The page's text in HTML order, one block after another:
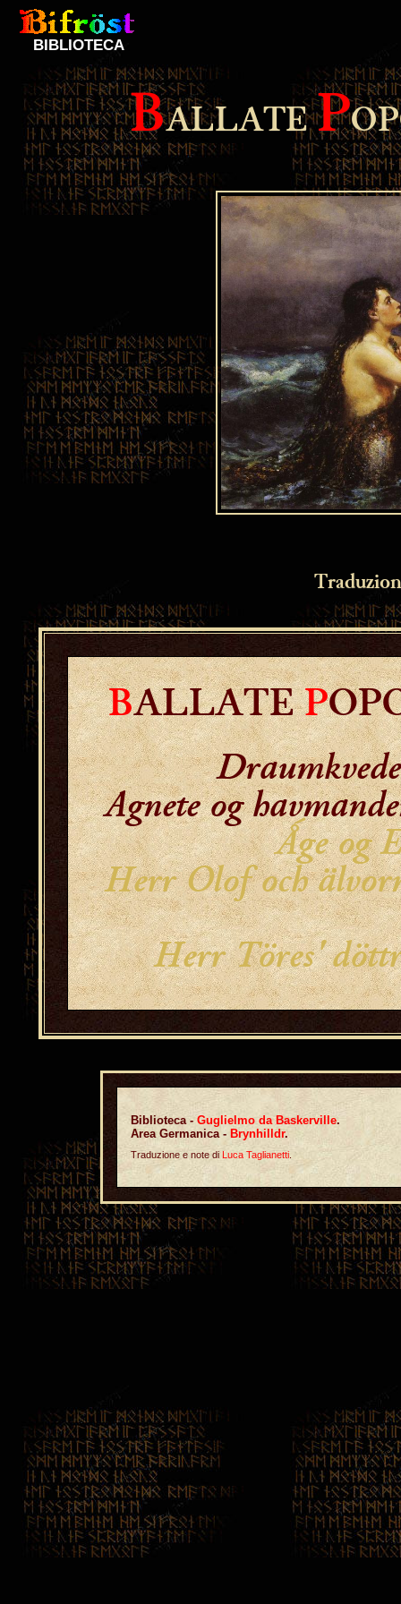
BIBLIOTECA
BALLATEP
BALLATEP
Agnete og
Ǻge og
Herr Olof och
Herr Töres'
Biblioteca -Guglielmo da Baskerville.
Area Germanica - Brynhilldr.
Traduzione e note di Luca Taglianetti